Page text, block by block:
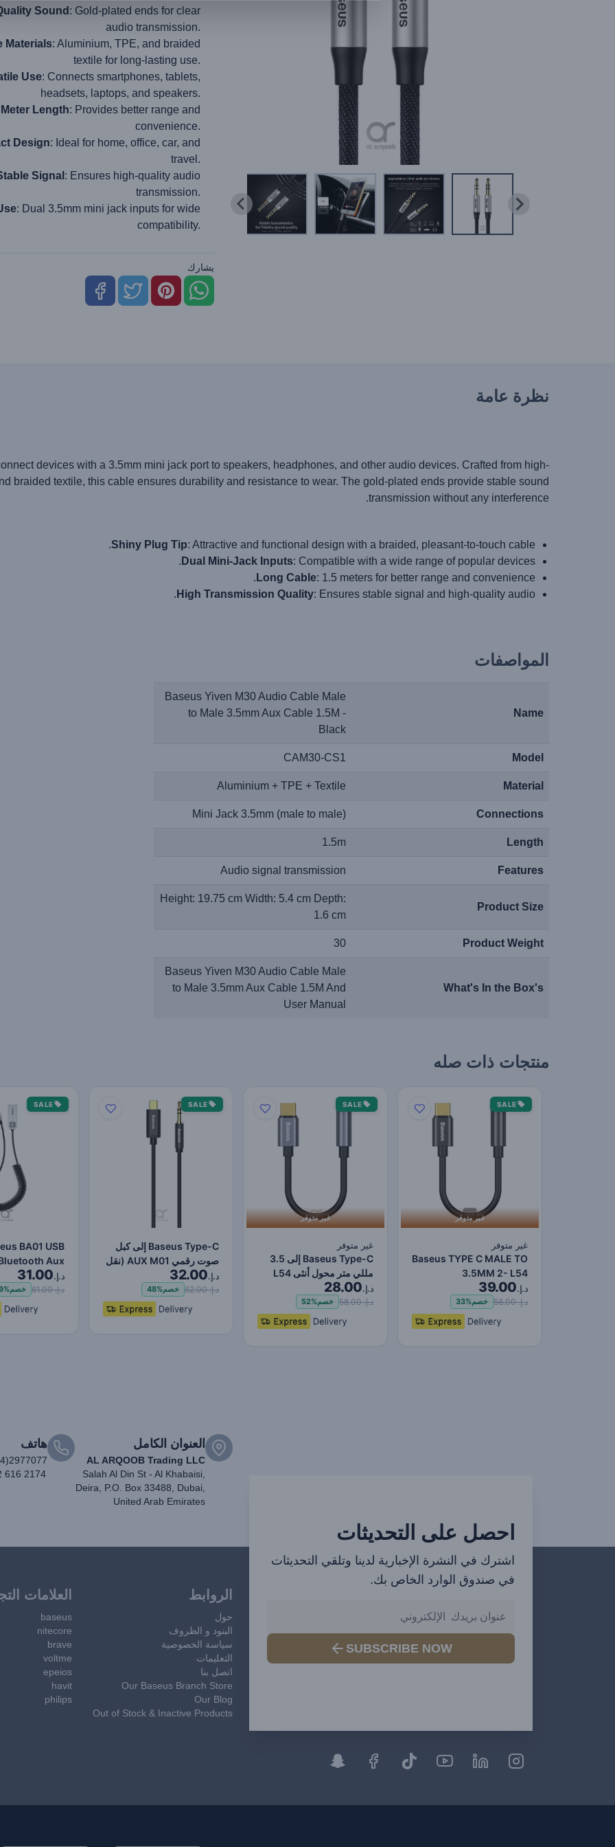
Sound : Gold-plated ends for clear
audio transmission.
Materials: Aluminium, TPE, and braided
textile for long-lasting use.
Use: Connects smartphones, tablets,
headsets, laptops, and speakers.
Length: Provides better range and
convenience.
Design: Ideal for home, office, car, and
travel.
Signal : Ensures high-quality audio
transmission.
: Dual 3.5mm mini jack inputs for wide
compatibility.
يشارك
نظرة عامة
devices with a 3.5mm mini jack port to speakers, headphones, and other audio devices. Crafted from high-
braided textile, this cable ensures durability and resistance to wear. The gold-plated ends provide stable sound
transmission without any interference.
Shiny Plug Tip: Attractive and functional design with a braided, pleasant-to-touch cable.
Dual Mini-Jack Inputs: Compatible with a wide range of popular devices.
Long Cable: 1.5 meters for better range and convenience.
High Transmission Quality: Ensures stable signal and high-quality audio.
المواصفات
Name
Baseus Yiven M30 Audio Cable Male
to Male 3.5mm Aux Cable 1.5M -
Black
Model
CAM30-CS1
Material
Aluminium + TPE + Textile
Connections
Mini Jack 3.5mm (male to male)
Length
1.5m
Features
Audio signal transmission
Product Size
Height: 19.75 cm Width: 5.4 cm Depth:
1.6 cm
Product Weight
30
What's In the Box's
Baseus Yiven M30 Audio Cable Male
to Male 3.5mm Aux Cable 1.5M And
User Manual
منتجات ذات صله
SALE
غير متوفر
غير متوفر
Baseus TYPE C MALE TO
3.5MM 2- L54
د.إ.39.00
د.إ. 58.00 خصم33%
SALE
غير متوفر
غير متوفر
Baseus Type-C إلى 3.5
مللي متر محول أنثى L54
د.إ.28.00
د.إ. 58.00 خصم52%
SALE
Baseus Type-C إلى كبل
صوت رقمي AUX M01 (نقل
مستقر للتشغيل السلس)
د.إ.32.00
د.إ. 62.00 خصم48%
SALE
BA01 USB
Aux
USB 2.0 to
3.5mm…
د.إ.31.00
د.إ. 61.00 خصم
العنوان الكامل
AL ARQOOB Trading LLC
Salah Al Din St - Al Khabaisi,
Deira, P.O. Box 33488, Dubai,
United Arab Emirates
هاتف
616 2174
احصل على التحديثات
اشترك في النشرة الإخبارية لدينا وتلقي التحديثات
في صندوق الوارد الخاص بك.
SUBSCRIBE NOW
الروابط
حول
البنود و الظروف
سياسة الخصوصية
التعليمات
اتصل بنا
Our Baseus Branch Store
Our Blog
Out of Stock & Inactive Products
العلامات
baseus
nitecore
brave
voltme
epeios
havit
philips